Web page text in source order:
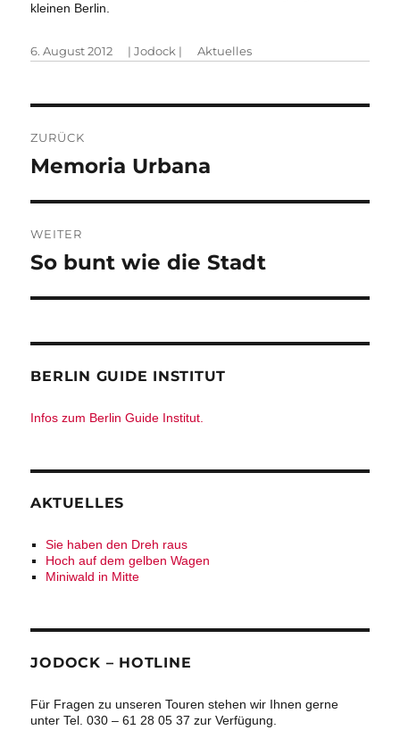
kleinen Berlin.
Veröffentlicht
6. August 2012 |Autor
Jodock | Kategorien
Aktuelles
ZURÜCK
Vorheriger
Beitrag:
Memoria Urbana
WEITER
Nächster
Beitrag:
So bunt wie die Stadt
BERLIN GUIDE INSTITUT
Infos zum Berlin Guide Institut.
AKTUELLES
Sie haben den Dreh raus
Hoch auf dem gelben Wagen
Miniwald in Mitte
JODOCK – HOTLINE
Für Fragen zu unseren Touren stehen wir Ihnen gerne
unter Tel. 030 – 61 28 05 37 zur Verfügung.